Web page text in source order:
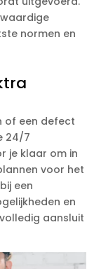
normen en
of een defect
24/7
je klaar om in
voor het
een
en
aansluit